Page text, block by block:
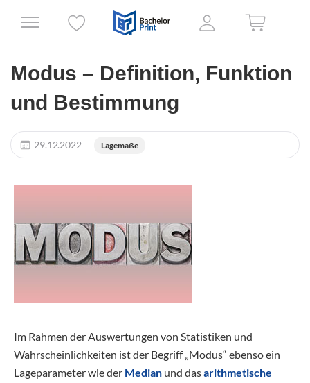
Modus – Definition, Funktion
und Bestimmung
29.12.2022 Lagemaße
Im Rahmen der Auswertungen von Statistiken und
Wahrscheinlichkeiten ist der Begriff „Modus“ ebenso ein
Lageparameter wie der Median und dasarithmetische